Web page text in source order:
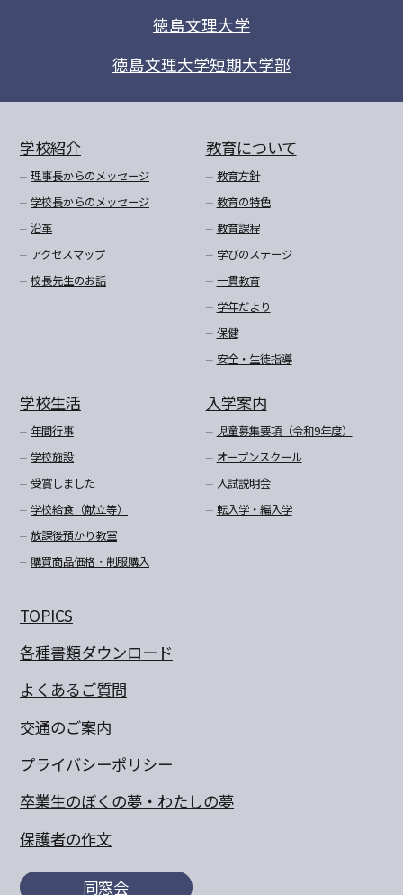
徳島文理大学
徳島文理大学短期大学部
学校紹介
理事長からのメッセージ
学校長からのメッセージ
沿革
アクセスマップ
校長先生のお話
教育について
教育方針
教育の特色
教育課程
学びのステージ
一貫教育
学年だより
保健
安全・生徒指導
学校生活
年間行事
学校施設
受賞しました
学校給食（献立等）
放課後預かり教室
購買商品価格・制服購入
入学案内
児童募集要項（令和9年度）
オープンスクール
入試説明会
転入学・編入学
TOPICS
各種書類ダウンロード
よくあるご質問
交通のご案内
プライバシーポリシー
卒業生のぼくの夢・わたしの夢
保護者の作文
同窓会